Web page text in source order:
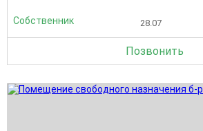
Собственник 28.07
Позвонить